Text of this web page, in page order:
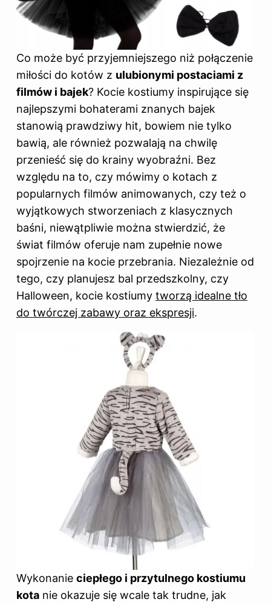
Co może być przyjemniejszego niż połączenie
miłości do kotów z ulubionymi postaciami z
filmów i bajek? Kocie kostiumy inspirujące się
najlepszymi bohaterami znanych bajek
stanowią prawdziwy hit, bowiem nie tylko
bawią, ale również pozwalają na chwilę
przenieść się do krainy wyobraźni. Bez
względu na to, czy mówimy o kotach z
popularnych filmów animowanych, czy też o
wyjątkowych stworzeniach z klasycznych
baśni, niewątpliwie można stwierdzić, że
świat filmów oferuje nam zupełnie nowe
spojrzenie na kocie przebrania. Niezależnie od
tego, czy planujesz bal przedszkolny, czy
Halloween, kocie kostiumy tworzą idealne tło
do twórczej zabawy oraz ekspresji.
Wykonanie ciepłego i przytulnego kostiumu
kota nie okazuje się wcale tak trudne, jak